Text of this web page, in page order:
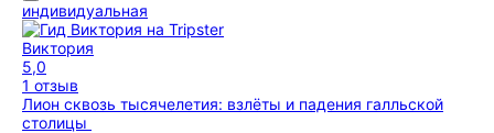
индивидуальная
Виктория
5,0
1 отзыв
Лион сквозь тысячелетия: взлёты и падения галльской
столицы